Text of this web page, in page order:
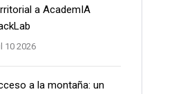
a AcademIA
10 2026
a la montaña: un